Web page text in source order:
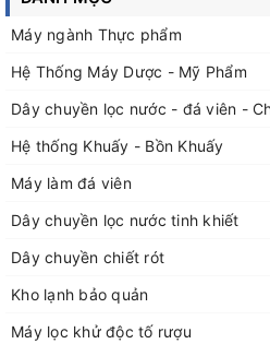
Máy ngành Thực phẩm
Hệ Thống Máy Dược - Mỹ Phẩm
Dây chuyền lọc nước - đá viên -
Hệ thống Khuấy - Bồn Khuấy
Máy làm đá viên
Dây chuyền lọc nước tinh khiết
Dây chuyền chiết rót
Kho lạnh bảo quản
Máy lọc khử độc tố rượu